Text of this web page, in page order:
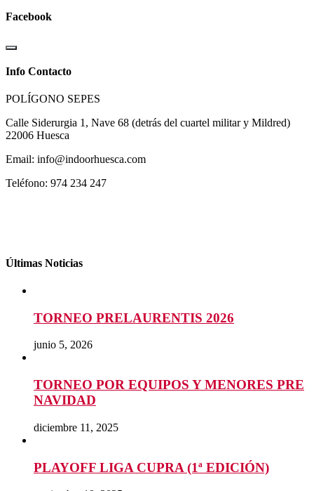
Facebook
Info Contacto
POLÍGONO SEPES
Calle Siderurgia 1, Nave 68 (detrás del cuartel militar y Mildred)
22006 Huesca
Email: info@indoorhuesca.com
Teléfono: 974 234 247
Últimas Noticias
TORNEO PRELAURENTIS 2026
junio 5, 2026
TORNEO POR EQUIPOS Y MENORES PRE
NAVIDAD
diciembre 11, 2025
PLAYOFF LIGA CUPRA (1ª EDICIÓN)